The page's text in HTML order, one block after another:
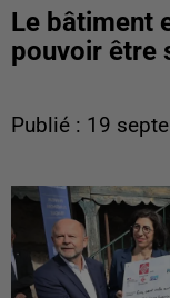
Le bâtiment
pouvoir être
Publié : 19